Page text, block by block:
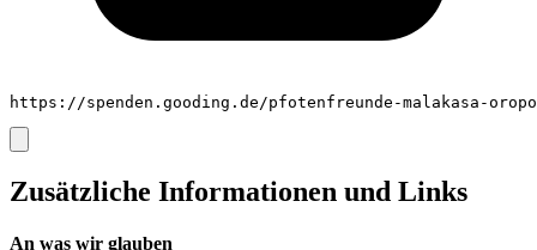
https://spenden.gooding.de/pfotenfreunde-malakasa-
Zusätzliche Informationen und Links
An was wir glauben